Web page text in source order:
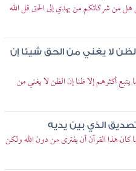
من شركائكم من يهدي إلى الحق قل الله
لا يغني من الحق شيئا إن
أكثرهم إلا ظنا إن الظن لا يغني من
الذي بين يديه
هذا القرآن أن يفترى من دون الله ولكن